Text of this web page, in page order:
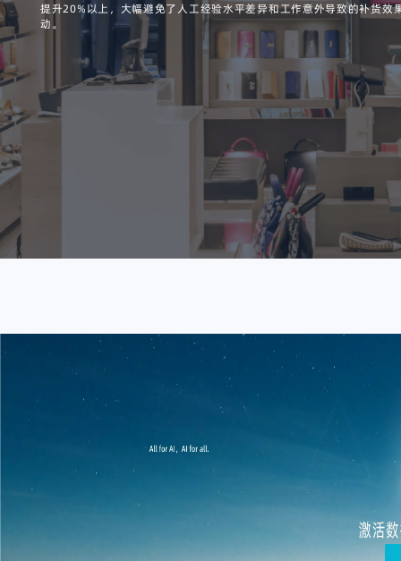
提升20%以上，大幅避免了人工经验水平差异和工作意外导致的补货效
动。